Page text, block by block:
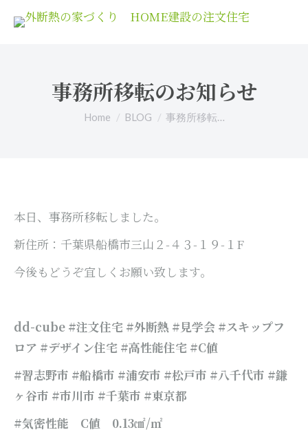
事務所移転のお知らせ
You are here:
Home BLOG 事務所移転…
本日、事務所移転しました。
新住所：千葉県船橋市三山２-４３-１９-１F
今後もどうぞ宜しくお願い致します。
dd-cube #注文住宅 #外断熱 #見学会 #スキップフ
ロア #デザイン住宅 #高性能住宅 #C値
#習志野市 #船橋市 #浦安市 #松戸市 #八千代市 #鎌
ヶ谷市 #市川市 #千葉市 #東京都
#気密性能 C値 0.13㎠/㎡